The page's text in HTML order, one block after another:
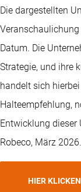
Die dargestellten
Datum. Die
Strategie, und ihre
handelt sich
Halteempfehlung,
Entwicklung dieser
Robeco, März 2026.
HIER